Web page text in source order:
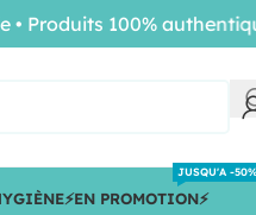
⚡️EN PROMOTION⚡️
JUSQU'A -50%
100% authentiques